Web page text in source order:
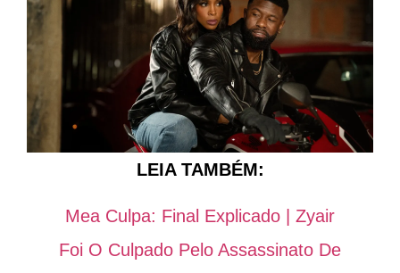
LEIA TAMBÉM:
Mea Culpa: Final Explicado | Zyair
Foi O Culpado Pelo Assassinato De